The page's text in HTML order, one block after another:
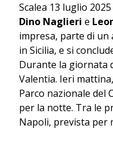
Scalea 13 luglio
Dino Naglieri e
impresa, parte di un
in Sicilia, e si
Durante la giornata
Valentia. Ieri
Parco nazionale del
per la notte. Tra le
Napoli, prevista per